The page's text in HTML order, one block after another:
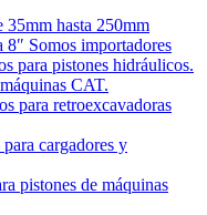
35mm hasta 250mm
8″ Somos importadores
para pistones hidráulicos.
CAT.
para retroexcavadoras
cargadores y
pistones de máquinas